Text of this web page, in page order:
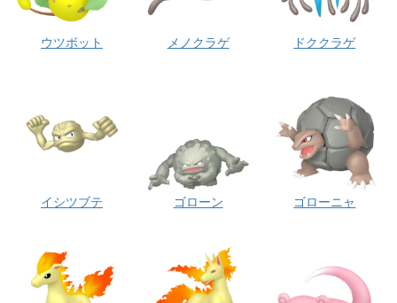
ウツボット メノクラゲ ドククラゲ
イシツブテ ゴローン ゴローニャ